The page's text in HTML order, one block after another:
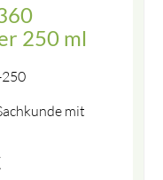
250 ml
mit